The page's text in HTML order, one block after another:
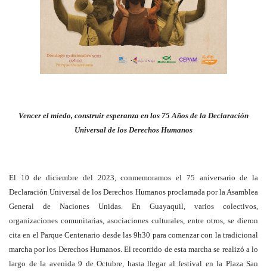
Vencer el miedo, construir esperanza en los 75 Años de la Declaración
Universal de los Derechos Humanos
El 10 de diciembre del 2023, conmemoramos el 75 aniversario de la
Declaración Universal de los Derechos Humanos proclamada por la Asamblea
General de Naciones Unidas. En Guayaquil, varios colectivos,
organizaciones comunitarias, asociaciones culturales, entre otros, se dieron
cita en el Parque Centenario desde las 9h30 para comenzar con la tradicional
marcha por los Derechos Humanos. El recorrido de esta marcha se realizó a lo
largo de la avenida 9 de Octubre, hasta llegar al festival en la Plaza San